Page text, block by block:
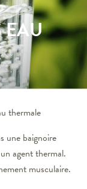
EAU
thermale
une baignoire
agent thermal.
musculaire.